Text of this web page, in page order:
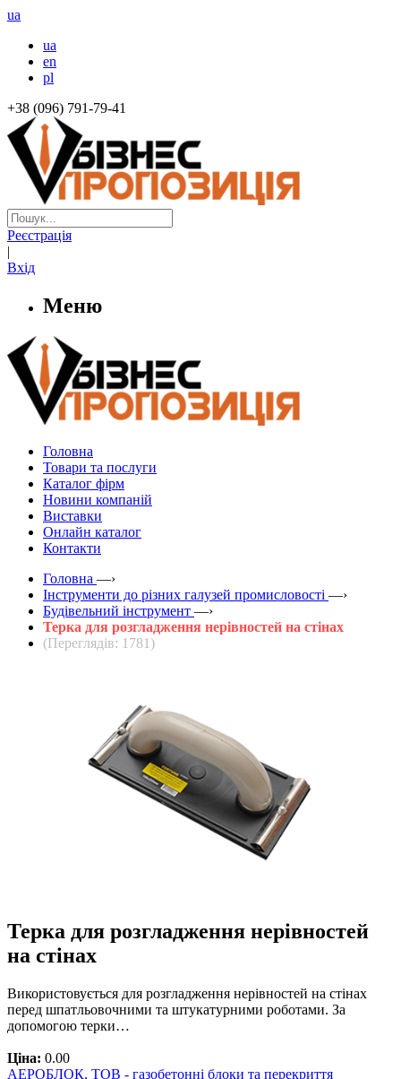
ua
ua
en
pl
+38 (096) 791-79-41
Реєстрація
|
Вхід
Меню
Головна
Товари та послуги
Каталог фірм
Новини компаній
Виставки
Онлайн каталог
Контакти
Головна —›
Інструменти до різних галузей промисловості —›
Будівельний інструмент —›
Терка для розгладження нерівностей на стінах
(Переглядів: 1781)
Терка для розгладження нерівностей
на стінах
Використовується для розгладження нерівностей на стінах
перед шпатльовочними та штукатурними роботами. За
допомогою терки…
Ціна: 0.00
АЕРОБЛОК, ТОВ - газобетонні блоки та перекриття